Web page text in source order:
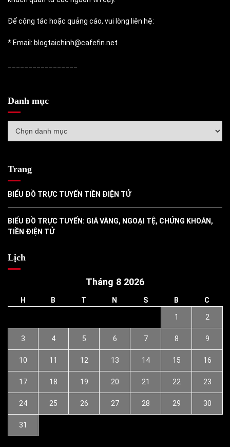
Để cộng tác hoặc quảng cáo, vui lòng liên hệ:
* Email: blogtaichinh@cafefin.net
Danh mục
mục
Trang
BIỂU ĐỒ TRỰC TUYẾN TIỀN ĐIỆN TỬ
BIỂU ĐỒ TRỰC TUYẾN: GIÁ VÀNG, NGOẠI TỆ, CHỨNG KHOÁN,
TIỀN ĐIỆN TỬ
Lịch
Tháng 8 2026
H B T N S B C
1 2
3 4 5 6 7 8 9
10 11 12 13 14 15 16
17 18 19 20 21 22 23
24 25 26 27 28 29 30
31